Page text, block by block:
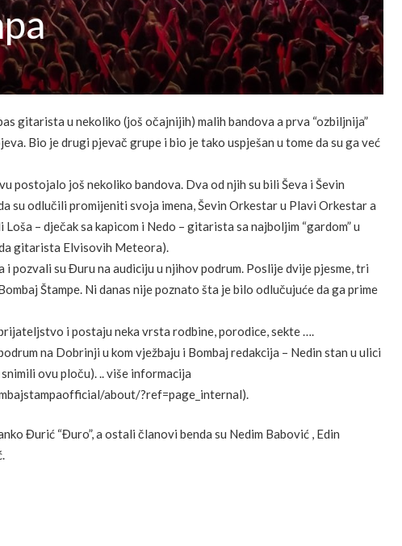
gitarista u nekoliko (još očajnijih) malih bandova a prva “ozbiljnija”
Bio je drugi pjevač grupe i bio je tako uspješan u tome da su ga već
postojalo još nekoliko bandova. Dva od njih su bili Ševa i Ševin
su odlučili promijeniti svoja imena, Ševin Orkestar u Plavi Orkestar a
– dječak sa kapicom i Nedo – gitarista sa najboljim “gardom” u
gitarista Elvisovih Meteora).
pozvali su Đuru na audiciju u njihov podrum. Poslije dvije pjesme, tri
Štampe. Ni danas nije poznato šta je bilo odlučujuće da ga prime
i postaju neka vrsta rodbine, porodice, sekte ….
na Dobrinji u kom vježbaju i Bombaj redakcija – Nedin stan u ulici
ovu ploču). .. više informacija
about/?ref=page_internal).
Đurić “Đuro”, a ostali članovi benda su Nedim Babović , Edin